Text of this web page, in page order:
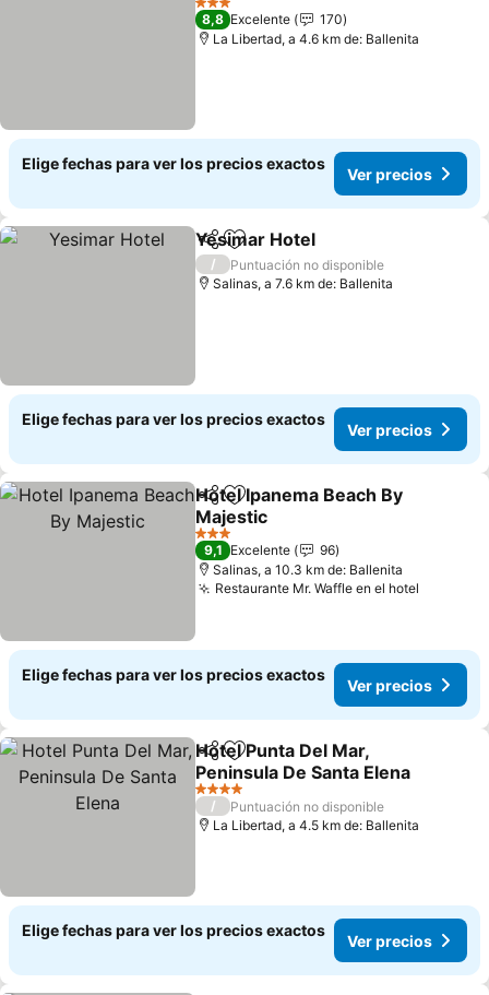
3 Estrellas
8,8 Excelente
170
La Libertad, a 4.6 km de: Ballenita
Elige fechas para ver los precios exactos
Ver precios
Compartir
Agregar a favoritos
Yesimar Hotel
/
Puntuación no disponible
Salinas, a 7.6 km de: Ballenita
Elige fechas para ver los precios exactos
Ver precios
CompartirAgregar a favoritos
Hotel Ipanema Beach By
Majestic
3 Estrellas
9,1 Excelente
96
Salinas, a 10.3 km de: Ballenita
Restaurante Mr. Waffle en el hotel
Elige fechas para ver los precios exactos
Ver precios
CompartirAgregar a favoritos
Hotel Punta Del Mar,
Peninsula De Santa Elena
4 Estrellas
/
Puntuación no disponible
La Libertad, a 4.5 km de: Ballenita
Elige fechas para ver los precios exactos
Ver precios